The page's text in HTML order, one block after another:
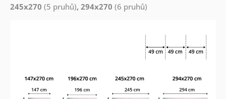
245x270 (5 pruhů), 294x270 (6 pruhů)